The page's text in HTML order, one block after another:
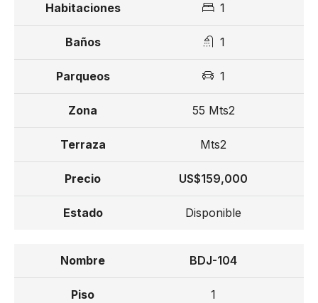
1
1
1
55 Mts2
Mts2
US$159,000
Disponible
BDJ-104
1